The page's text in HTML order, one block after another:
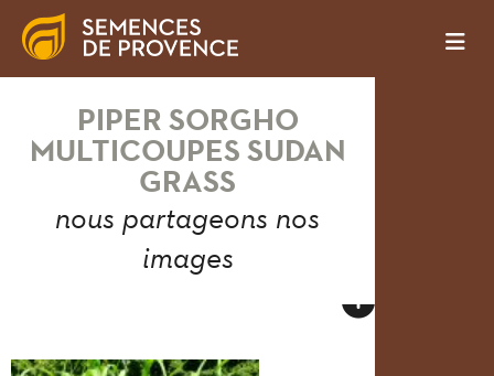
PIPER SORGHO
MULTICOUPES SUDAN
GRASS
nous partageons nos
images